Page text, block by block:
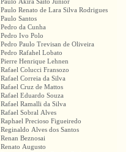
Paulo Akira Saito Junior
Paulo Renato de Lara Silva Rodrigues
Paulo Santos
Pedro da Cunha
Pedro Ivo Polo
Pedro Paulo Trevisan de Oliveira
Pedro Rafahel Lobato
Pierre Henrique Lehnen
Rafael Colucci Fransozo
Rafael Correia da Silva
Rafael Cruz de Mattos
Rafael Eduardo Souza
Rafael Ramalli da Silva
Rafael Sobral Alves
Raphael Precioso Figueiredo
Reginaldo Alves dos Santos
Renan Beznosai
Renato Augusto